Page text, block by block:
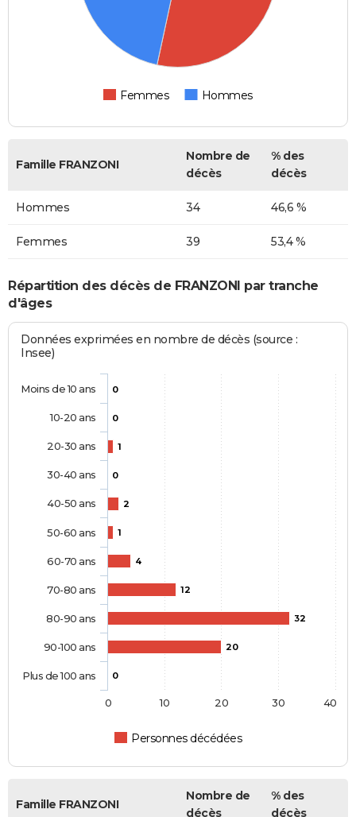
Femmes Hommes
Famille FRANZONI
Nombre de
décès
% des
décès
Hommes 34 46,6 %
Femmes 39 53,4 %
Répartition des décès de FRANZONI par tranche
d'âges
Données exprimées en nombre de décès (source :
Insee)
0
0
1
0
2
1
4
12
32
20
0
Personnes décédées
Moins de 10 ans
10-20 ans
20-30 ans
30-40 ans
40-50 ans
50-60 ans
60-70 ans
70-80 ans
80-90 ans
90-100 ans
Plus de 100 ans
0 10 20 30 40
Famille FRANZONI
Nombre de
décès
% des
décès